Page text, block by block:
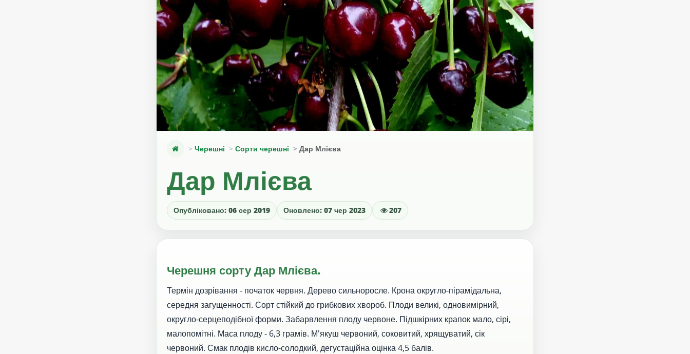
Черешні Сорти черешні Дар Млієва
Дар Млієва
Опубліковано: 06 сер 2019 Оновлено: 07 чер 2023 207
Черешня сорту Дар Млієва.
Термін дозрівання - початок червня. Дерево сильноросле. Крона округло-пірамідальна,
середня загущенності. Сорт стійкий до грибкових хвороб. Плоди великі, одновимірний,
округло-серцеподібної форми. Забарвлення плоду червоне. Підшкірних крапок мало, сірі,
малопомітні. Маса плоду - 6,3 грамів. М'якуш червоний, соковитий, хрящуватий, сік
червоний. Смак плодів кисло-солодкий, дегустаційна оцінка 4,5 балів.